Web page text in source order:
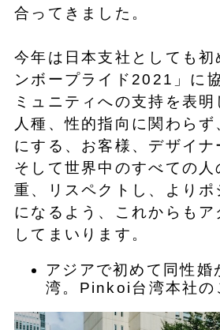
合ってきました。
今年は日本支社としても初
ンボープライド2021」に
ミュニティへの支持を表
人種、性的指向に関わらず
にする、お客様、デザイナ
そして世界中のすべての人
重、リスペクトし、よりポ
になるよう、これからもア
してまいります。
アジアで初めて同性婚
湾。Pinkoi台湾本社の